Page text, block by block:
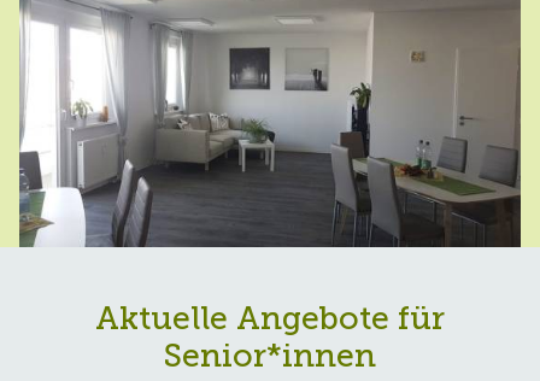
Aktuelle Angebote für
Senior*innen